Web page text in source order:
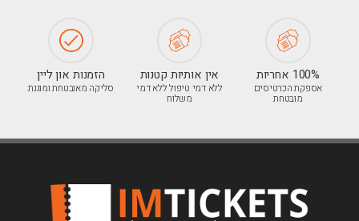
100% אחריות
אספקת הכרטיסים
מובטחת
אין אותיות קטנות
ללא דמי טיפול ללא דמי
משלוח
הזמנות און ליין
סליקה מאובטחת ומוגנת